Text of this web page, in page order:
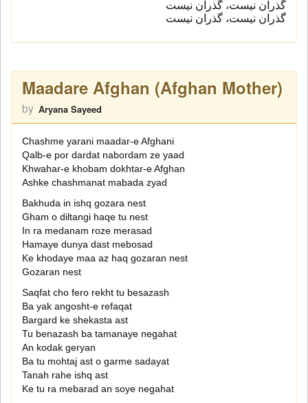
گذران نیست، گذران نیست
گذران نیست، گذران نیست
Maadare Afghan (Afghan Mother)
by Aryana Sayeed
Chashme yarani maadar-e Afghani
Qalb-e por dardat nabordam ze yaad
Khwahar-e khobam dokhtar-e Afghan
Ashke chashmanat mabada zyad
Bakhuda in ishq gozara nest
Gham o diltangi haqe tu nest
In ra medanam roze merasad
Hamaye dunya dast mebosad
Ke khodaye maa az haq gozaran nest
Gozaran nest
Saqfat cho fero rekht tu besazash
Ba yak angosht-e refaqat
Bargard ke shekasta ast
Tu benazash ba tamanaye negahat
An kodak geryan
Ba tu mohtaj ast o garme sadayat
Tanah rahe ishq ast
Ke tu ra mebarad an soye negahat